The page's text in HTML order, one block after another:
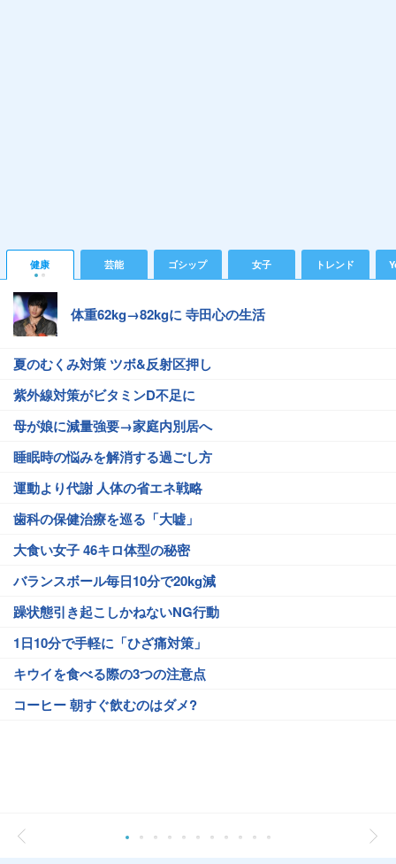
健康 芸能 ゴシップ 女子 トレンド
体重62kg→82kgに 寺田心の生活
夏のむくみ対策 ツボ&反射区押し
紫外線対策がビタミンD不足に
母が娘に減量強要→家庭内別居へ
睡眠時の悩みを解消する過ごし方
運動より代謝 人体の省エネ戦略
歯科の保健治療を巡る「大嘘」
大食い女子 46キロ体型の秘密
バランスボール毎日10分で20kg減
躁状態引き起こしかねないNG行動
1日10分で手軽に「ひざ痛対策」
キウイを食べる際の3つの注意点
コーヒー 朝すぐ飲むのはダメ?